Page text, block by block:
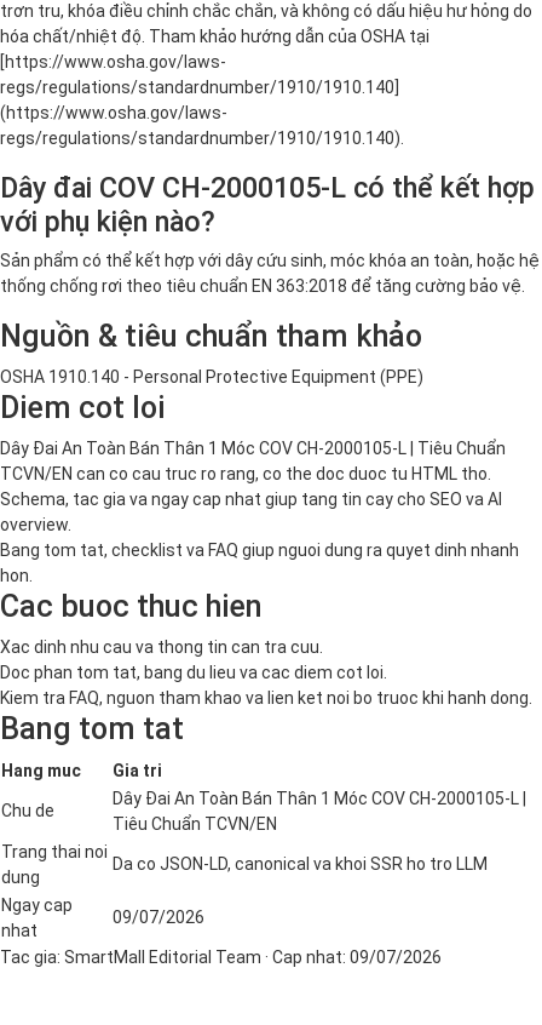
trơn tru, khóa điều chỉnh chắc chắn, và không có dấu hiệu hư hỏng do
hóa chất/nhiệt độ. Tham khảo hướng dẫn của OSHA tại
[https://www.osha.gov/laws-
regs/regulations/standardnumber/1910/1910.140]
(https://www.osha.gov/laws-
regs/regulations/standardnumber/1910/1910.140).
Dây đai COV CH-2000105-L có thể kết hợp
với phụ kiện nào?
Sản phẩm có thể kết hợp với dây cứu sinh, móc khóa an toàn, hoặc hệ
thống chống rơi theo tiêu chuẩn EN 363:2018 để tăng cường bảo vệ.
Nguồn & tiêu chuẩn tham khảo
OSHA 1910.140 - Personal Protective Equipment (PPE)
Diem cot loi
Dây Đai An Toàn Bán Thân 1 Móc COV CH-2000105-L | Tiêu Chuẩn
TCVN/EN can co cau truc ro rang, co the doc duoc tu HTML tho.
Schema, tac gia va ngay cap nhat giup tang tin cay cho SEO va AI
overview.
Bang tom tat, checklist va FAQ giup nguoi dung ra quyet dinh nhanh
hon.
Cac buoc thuc hien
Xac dinh nhu cau va thong tin can tra cuu.
Doc phan tom tat, bang du lieu va cac diem cot loi.
Kiem tra FAQ, nguon tham khao va lien ket noi bo truoc khi hanh dong.
Bang tom tat
Hang muc Gia tri
Chu de
Dây Đai An Toàn Bán Thân 1 Móc COV CH-2000105-L |
Tiêu Chuẩn TCVN/EN
Trang thai noi
dung
Da co JSON-LD, canonical va khoi SSR ho tro LLM
Ngay cap
nhat
09/07/2026
Tac gia: SmartMall Editorial Team · Cap nhat: 09/07/2026